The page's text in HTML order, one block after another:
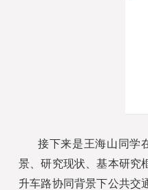
接下来是王海山同学
景、研究现状、基本研究
升车路协同背景下公共交